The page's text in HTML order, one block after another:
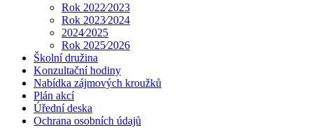
Rok 2022⁄2023
Rok 2023⁄2024
2024⁄2025
Rok 2025⁄2026
Školní družina
Konzultační hodiny
Nabídka zájmových kroužků
Plán akcí
Úřední deska
Ochrana osobních údajů